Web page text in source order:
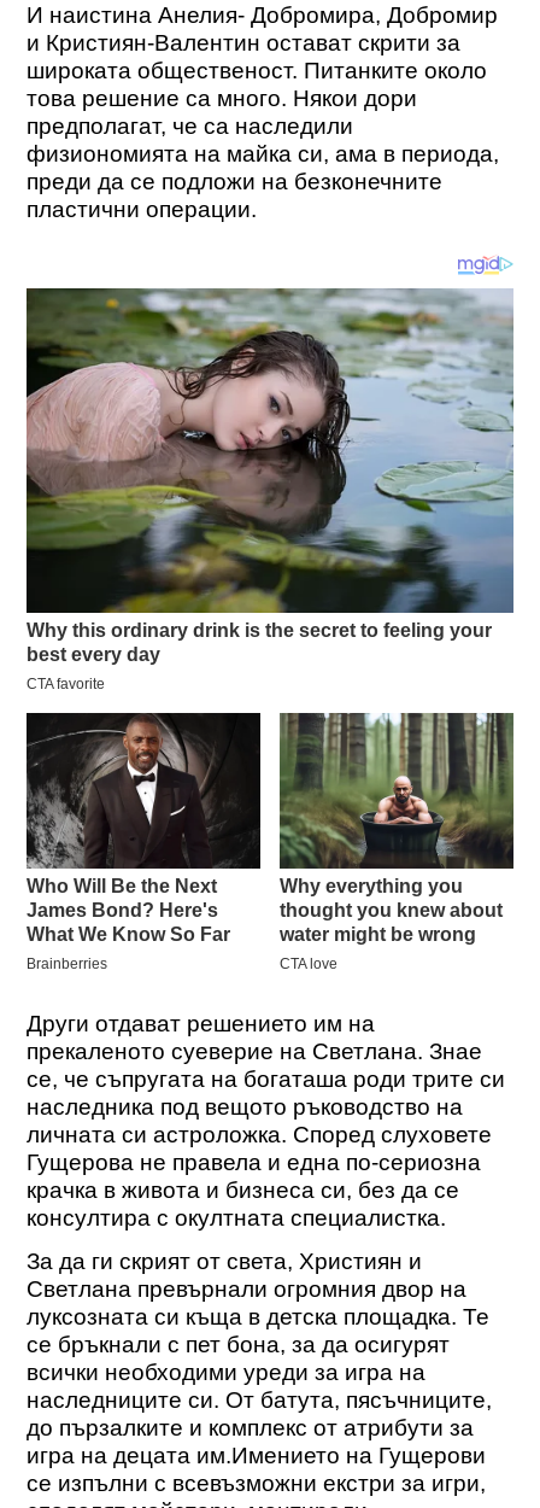
И наистина Анелия- Добромира, Добромир
и Кристиян-Валентин остават скрити за
широката общественост. Питанките около
това решение са много. Някои дори
предполагат, че са наследили
физиономията на майка си, ама в периода,
преди да се подложи на безконечните
пластични операции.
Други отдават решението им на
прекаленото суеверие на Светлана. Знае
се, че съпругата на богаташа роди трите си
наследника под вещото ръководство на
личната си астроложка. Според слуховете
Гущерова не правела и една по-сериозна
крачка в живота и бизнеса си, без да се
консултира с окултната специалистка.
За да ги скрият от света, Християн и
Светлана превърнали огромния двор на
луксозната си къща в детска площадка. Те
се бръкнали с пет бона, за да осигурят
всички необходими уреди за игра на
наследниците си. От батута, пясъчниците,
до пързалките и комплекс от атрибути за
игра на децата им.Имението на Гущерови
се изпълни с всевъзможни екстри за игри,